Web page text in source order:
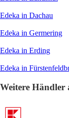
Edeka in Dachau
Edeka in Germering
Edeka in Erding
Edeka in
Weitere Händler